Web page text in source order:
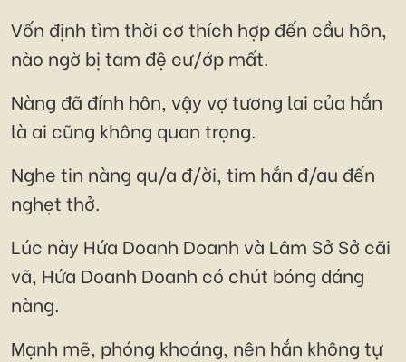
Vốn định tìm thời cơ thích hợp đến cầu hôn,
nào ngờ bị tam đệ cư/ớp mất.
Nàng đã đính hôn, vậy vợ tương lai của hắn
là ai cũng không quan trọng.
Nghe tin nàng qu/a đ/ời, tim hắn đ/au đến
nghẹt thở.
Lúc này Hứa Doanh Doanh và Lâm Sở Sở cãi
vã, Hứa Doanh Doanh có chút bóng dáng
nàng.
Mạnh mẽ, phóng khoáng, nên hắn không tự